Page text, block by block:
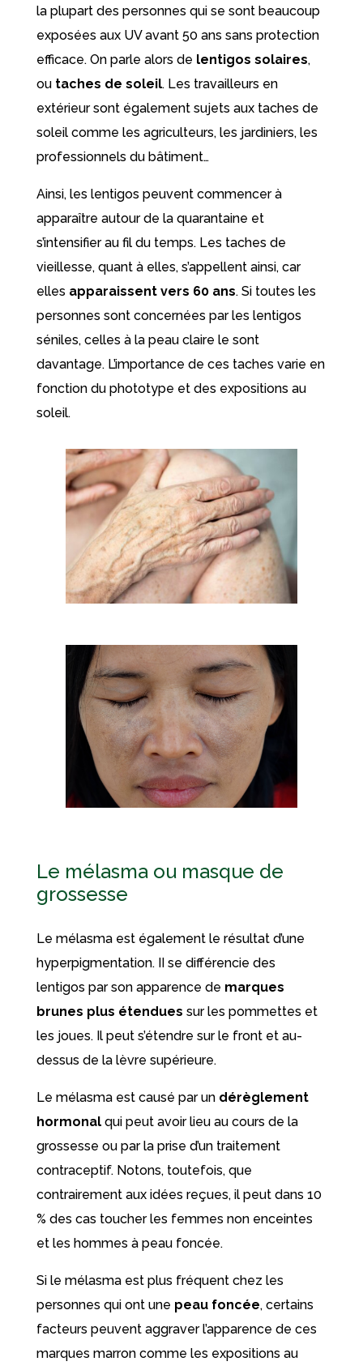
la plupart des personnes qui se sont beaucoup
exposées aux UV avant 50 ans sans protection
efficace. On parle alors de lentigos solaires,
ou taches de soleil. Les travailleurs en
extérieur sont également sujets aux taches de
soleil comme les agriculteurs, les jardiniers, les
professionnels du bâtiment…
Ainsi, les lentigos peuvent commencer à
apparaître autour de la quarantaine et
s’intensifier au fil du temps. Les taches de
vieillesse, quant à elles, s’appellent ainsi, car
elles apparaissent vers 60 ans. Si toutes les
personnes sont concernées par les lentigos
séniles, celles à la peau claire le sont
davantage. L’importance de ces taches varie en
fonction du phototype et des expositions au
soleil.
Le mélasma ou masque de
grossesse
Le mélasma est également le résultat d’une
hyperpigmentation. II se différencie des
lentigos par son apparence de marques
brunes plus étendues sur les pommettes et
les joues. Il peut s’étendre sur le front et au-
dessus de la lèvre supérieure.
Le mélasma est causé par un dérèglement
hormonalqui peut avoir lieu au cours de la
grossesse ou par la prise d’un traitement
contraceptif. Notons, toutefois, que
contrairement aux idées reçues, il peut dans 10
% des cas toucher les femmes non enceintes
et les hommes à peau foncée.
Si le mélasma est plus fréquent chez les
personnes qui ont une peau foncée, certains
facteurs peuvent aggraver l’apparence de ces
marques marron comme les expositions au